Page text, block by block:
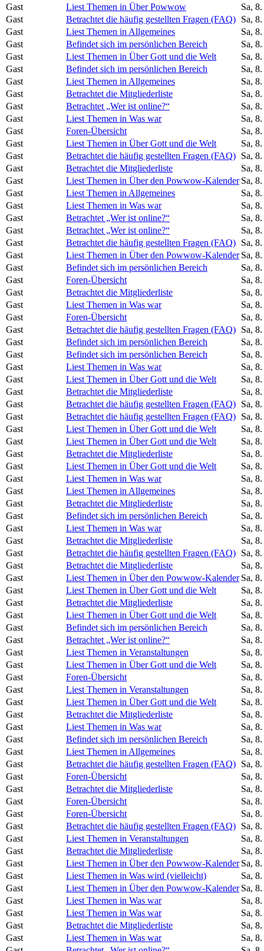
Gast
Liest Themen in Über Powwow
Sa,
Gast
Betrachtet die häufig gestellten Fragen (FAQ) Sa,
Gast
Liest Themen in Allgemeines
Sa,
Gast
Befindet sich im persönlichen Bereich
Sa,
Gast
Liest Themen in Über Gott und die Welt
Sa,
Gast
Befindet sich im persönlichen Bereich
Sa,
Gast
Liest Themen in Allgemeines
Sa,
Gast
Betrachtet die Mitgliederliste
Sa,
Gast
Betrachtet „Wer ist online?“
Sa,
Gast
Liest Themen in Was war
Sa,
Gast
Foren-Übersicht
Sa,
Gast
Liest Themen in Über Gott und die Welt
Sa,
Gast
Betrachtet die häufig gestellten Fragen (FAQ) Sa,
Gast
Betrachtet die Mitgliederliste
Sa,
Gast
Liest Themen in Über den Powwow-Kalender Sa,
Gast
Liest Themen in Allgemeines
Sa,
Gast
Liest Themen in Was war
Sa,
Gast
Betrachtet „Wer ist online?“
Sa,
Gast
Betrachtet „Wer ist online?“
Sa,
Gast
Betrachtet die häufig gestellten Fragen (FAQ) Sa,
Gast
Liest Themen in Über den Powwow-Kalender Sa,
Gast
Befindet sich im persönlichen Bereich
Sa,
Gast
Foren-Übersicht
Sa,
Gast
Betrachtet die Mitgliederliste
Sa,
Gast
Liest Themen in Was war
Sa,
Gast
Foren-Übersicht
Sa,
Gast
Betrachtet die häufig gestellten Fragen (FAQ) Sa,
Gast
Befindet sich im persönlichen Bereich
Sa,
Gast
Befindet sich im persönlichen Bereich
Sa,
Gast
Liest Themen in Was war
Sa,
Gast
Liest Themen in Über Gott und die Welt
Sa,
Gast
Betrachtet die Mitgliederliste
Sa,
Gast
Betrachtet die häufig gestellten Fragen (FAQ) Sa,
Gast
Betrachtet die häufig gestellten Fragen (FAQ) Sa,
Gast
Liest Themen in Über Gott und die Welt
Sa,
Gast
Liest Themen in Über Gott und die Welt
Sa,
Gast
Betrachtet die Mitgliederliste
Sa,
Gast
Liest Themen in Über Gott und die Welt
Sa,
Gast
Liest Themen in Was war
Sa,
Gast
Liest Themen in Allgemeines
Sa,
Gast
Betrachtet die Mitgliederliste
Sa,
Gast
Befindet sich im persönlichen Bereich
Sa,
Gast
Liest Themen in Was war
Sa,
Gast
Betrachtet die Mitgliederliste
Sa,
Gast
Betrachtet die häufig gestellten Fragen (FAQ) Sa,
Gast
Betrachtet die Mitgliederliste
Sa,
Gast
Liest Themen in Über den Powwow-Kalender Sa,
Gast
Liest Themen in Über Gott und die Welt
Sa,
Gast
Betrachtet die Mitgliederliste
Sa,
Gast
Liest Themen in Über Gott und die Welt
Sa,
Gast
Befindet sich im persönlichen Bereich
Sa,
Gast
Betrachtet „Wer ist online?“
Sa,
Gast
Liest Themen in Veranstaltungen
Sa,
Gast
Liest Themen in Über Gott und die Welt
Sa,
Gast
Foren-Übersicht
Sa,
Gast
Liest Themen in Veranstaltungen
Sa,
Gast
Liest Themen in Über Gott und die Welt
Sa,
Gast
Betrachtet die Mitgliederliste
Sa,
Gast
Liest Themen in Was war
Sa,
Gast
Befindet sich im persönlichen Bereich
Sa,
Gast
Liest Themen in Allgemeines
Sa,
Gast
Betrachtet die häufig gestellten Fragen (FAQ) Sa,
Gast
Foren-Übersicht
Sa,
Gast
Betrachtet die Mitgliederliste
Sa,
Gast
Foren-Übersicht
Sa,
Gast
Foren-Übersicht
Sa,
Gast
Betrachtet die häufig gestellten Fragen (FAQ) Sa,
Gast
Liest Themen in Veranstaltungen
Sa,
Gast
Betrachtet die Mitgliederliste
Sa,
Gast
Liest Themen in Über den Powwow-Kalender Sa,
Gast
Liest Themen in Was wird (vielleicht)
Sa,
Gast
Liest Themen in Über den Powwow-Kalender Sa,
Gast
Liest Themen in Was war
Sa,
Gast
Liest Themen in Was war
Sa,
Gast
Betrachtet die Mitgliederliste
Sa,
Gast
Liest Themen in Was war
Sa,